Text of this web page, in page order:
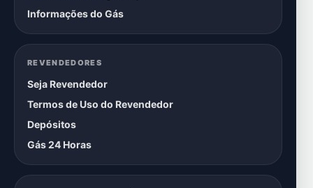
Informações do Gás
REVENDEDORES
Seja Revendedor
Termos de Uso do Revendedor
Depósitos
Gás 24 Horas